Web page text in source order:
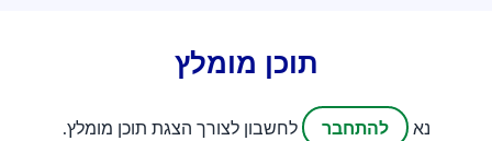
תוכן מומלץ
נא להתחבר לחשבון לצורך הצגת תוכן מומלץ.